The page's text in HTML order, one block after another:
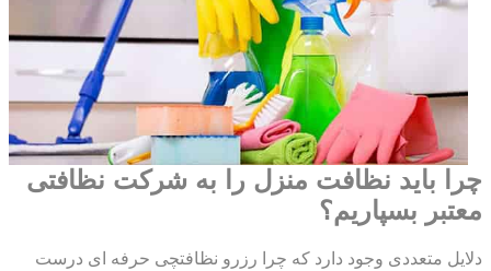
چرا باید نظافت منزل را به شرکت نظافتی
معتبر بسپاریم؟
دلایل متعددی وجود دارد که چرا رزرو نظافتچی حرفه ای درست